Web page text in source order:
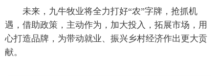
未来，九牛牧业将全力打好“农”字牌，抢抓机
遇，借助政策，主动作为，加大投入，拓展市场，用
心打造品牌，为带动就业、振兴乡村经济作出更大贡
献。